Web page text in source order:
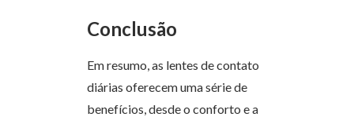
Conclusão
Em resumo, as lentes de contato
diárias oferecem uma série de
benefícios, desde o conforto e a